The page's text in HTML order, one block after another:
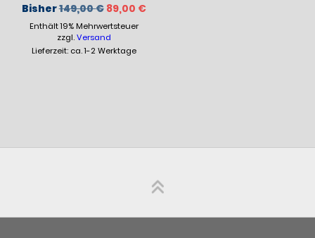
Bisher149,00€ Ursprünglicher
Preis
war:
149,00 €
89,00 €Aktueller
Enthält 19% Mehrwertsteuer
zzgl.Versand
Lieferzeit: ca. 1-2 Werktage